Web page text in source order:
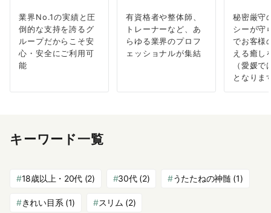
業界No.1の実績と圧
倒的な支持を誇るグ
ループだからこそ安
心・安全にご利用可
能
有資格者や整体師、
トレーナーなど、あ
らゆる業界のプロフ
ェッショナルが集結
秘密厳守
シーが守
でお客様
える癒し
（愛媛で
となりま
キーワード一覧
18歳以上・20代 (2) 30代(2) うたたねの神髄 (1)
きれい目系 (1) スリム (2)